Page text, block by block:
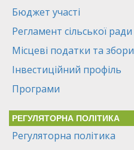
Бюджет участі
Регламент сільської ради
Місцеві податки та збори
Інвестиційний профіль
Програми
РЕГУЛЯТОРНА ПОЛІТИКА
Регуляторна політика